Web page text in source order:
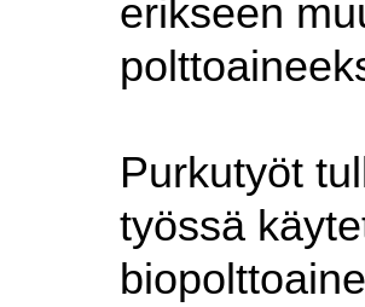
erikseen
Purkutyöt
työssä